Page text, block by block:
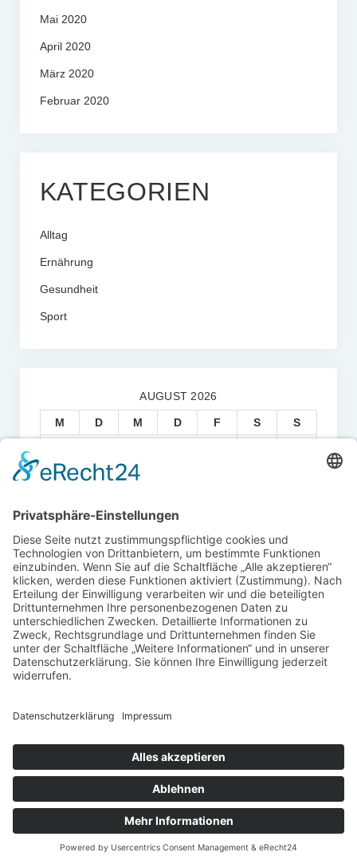
Mai 2020
April 2020
März 2020
Februar 2020
KATEGORIEN
Alltag
Ernährung
Gesundheit
Sport
AUGUST 2026
M D M D F S
S
3
4 5
17
18 19 20
24
25 26 27 28 29
30
31
« Juli